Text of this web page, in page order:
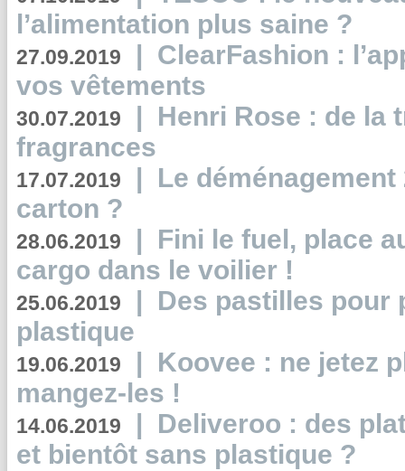
l’alimentation plus saine ?
27.09.2019 | ClearFashion :
vos vêtements
30.07.2019 | Henri Rose : de la
fragrances
17.07.2019 | Le
carton ?
28.06.2019 | Fini le fuel, place
cargo dans le voilier !
25.06.2019 | Des pastilles pour
plastique
19.06.2019 | Koovee : ne jetez
mangez-les !
14.06.2019 | Deliveroo : des
et bientôt sans plastique ?